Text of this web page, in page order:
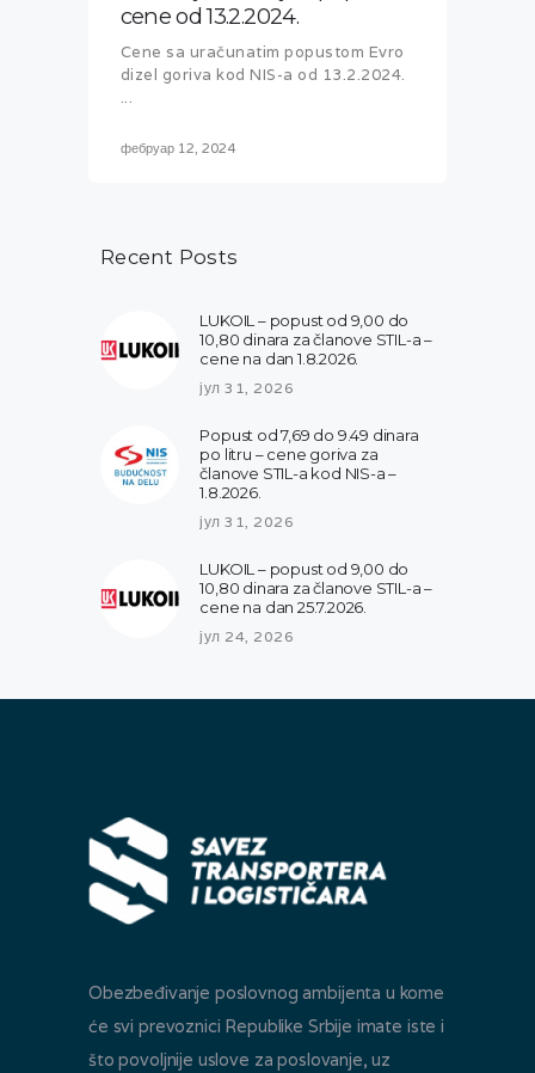
cene od 13.2.2024.
Cene sa uračunatim popustom Evro
dizel goriva kod NIS-a od 13.2.2024.
...
фебруар 12, 2024
Recent Posts
LUKOIL – popust od 9,00 do
10,80 dinara za članove STIL-a –
cene na dan 1.8.2026.
јул 31, 2026
Popust od 7,69 do 9.49 dinara
po litru – cene goriva za
članove STIL-a kod NIS-a –
1.8.2026.
јул 31, 2026
LUKOIL – popust od 9,00 do
10,80 dinara za članove STIL-a –
cene na dan 25.7.2026.
јул 24, 2026
Obezbeđivanje poslovnog ambijenta u kome
će svi prevoznici Republike Srbije imate iste i
što povoljnije uslove za poslovanje, uz